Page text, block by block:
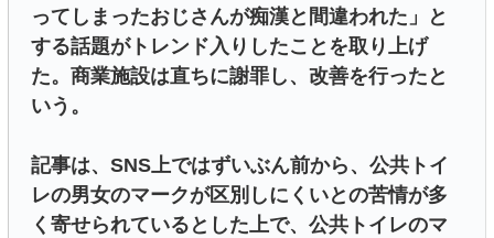
ってしまったおじさんが痴漢と間違われた」と
する話題がトレンド入りしたことを取り上げ
た。商業施設は直ちに謝罪し、改善を行ったと
いう。
記事は、SNS上ではずいぶん前から、公共トイ
レの男女のマークが区別しにくいとの苦情が多
く寄せられているとした上で、公共トイレのマ